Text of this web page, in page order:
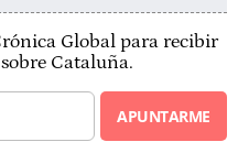
Global para recibir
Cataluña.
APUNTARME